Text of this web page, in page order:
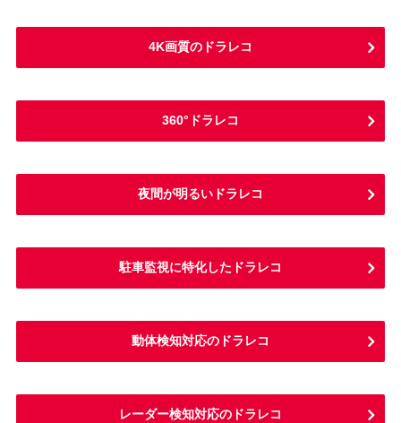
4K画質のドラレコ
360°ドラレコ
夜間が明るいドラレコ
駐車監視に特化したドラレコ
動体検知対応のドラレコ
レーダー検知対応のドラレコ